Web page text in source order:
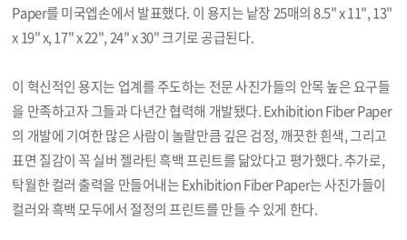
Paper를 미국엡손에서 발표했다. 이 용지는 낱장 25매의 8.5" x 11", 13"
x 19" x, 17" x 22", 24" x 30" 크기로 공급된다.
이 혁신적인 용지는 업계를 주도하는 전문 사진가들의 안목 높은 요구들
을 만족하고자 그들과 다년간 협력해 개발됐다. Exhibition Fiber Paper
의 개발에 기여한 많은 사람이 놀랄만큼 깊은 검정, 깨끗한 흰색, 그리고
표면 질감이 꼭 실버 젤라틴 흑백 프린트를 닮았다고 평가했다. 추가로,
탁월한 컬러 출력을 만들어내는 Exhibition Fiber Paper는 사진가들이
컬러와 흑백 모두에서 절정의 프린트를 만들 수 있게 한다.